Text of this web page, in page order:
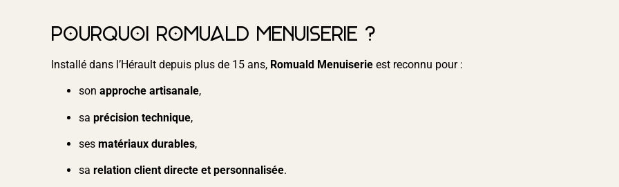
Pourquoi Romuald Menuiserie ?
Installé dans l’Hérault depuis plus de 15 ans, Romuald Menuiserie est reconnu pour :
son approche artisanale,
sa précision technique,
ses matériaux durables,
sa relation client directe et personnalisée.